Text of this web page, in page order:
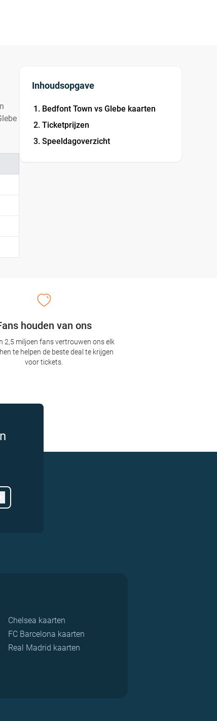
Inhoudsopgave
Bedfont Town vs Glebe kaarten
Ticketprijzen
Speeldagoverzicht
houden van ons
2,5 miljoen fans vertrouwen ons elk
te helpen de beste deal te krijgen
voor tickets.
Chelsea kaarten
FC Barcelona kaarten
Real Madrid kaarten